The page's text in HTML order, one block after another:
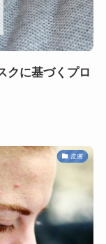
クに基づくプロ
皮膚